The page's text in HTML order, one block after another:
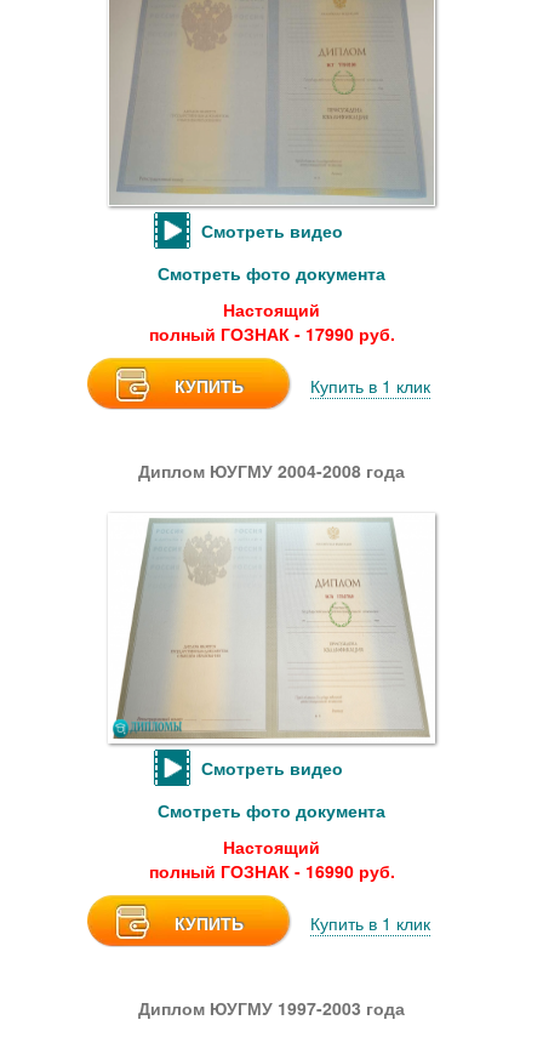
Смотреть видео
Смотреть фото документа
Настоящий
полный ГОЗНАК - 17990 руб.
КУПИТЬ Купить в 1 клик
Диплом ЮУГМУ 2004-2008 года
Смотреть видео
Смотреть фото документа
Настоящий
полный ГОЗНАК - 16990 руб.
КУПИТЬ Купить в 1 клик
Диплом ЮУГМУ 1997-2003 года